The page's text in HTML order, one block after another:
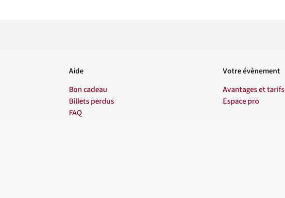
Aide
Bon cadeau
Billets perdus
FAQ
Votre évènement
Avantages et tarifs
Espace pro